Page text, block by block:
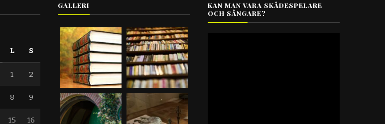
L S
1 2
8 9
15 16
GALLERI
KAN MAN VARA SKÅDESPELARE
OCH SÅNGARE?